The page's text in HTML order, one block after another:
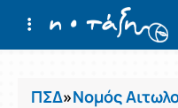
Μαθήματα
ΠΣΔ»Νομός